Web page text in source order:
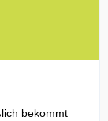
bekommt